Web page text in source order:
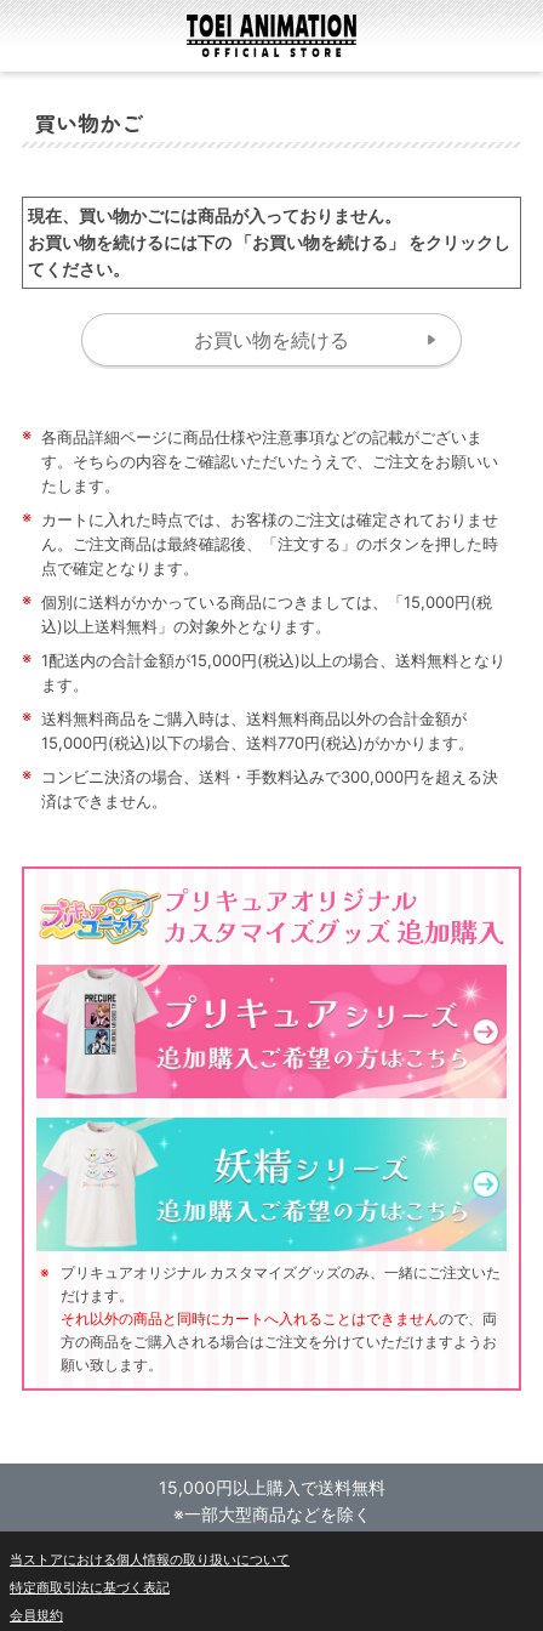
買い物かご
現在、買い物かごには商品が入っておりません。
お買い物を続けるには下の 「お買い物を続ける」 をクリックし
てください。
※ 各商品詳細ページに商品仕様や注意事項などの記載がございま
す。そちらの内容をご確認いただいたうえで、ご注文をお願いい
たします。
※ カートに入れた時点では、お客様のご注文は確定されておりませ
ん。ご注文商品は最終確認後、「注文する」のボタンを押した時
点で確定となります。
※ 個別に送料がかかっている商品につきましては、「15,000円(税
込)以上送料無料」の対象外となります。
※ 1配送内の合計金額が15,000円(税込)以上の場合、送料無料となり
ます。
※ 送料無料商品をご購入時は、送料無料商品以外の合計金額が
15,000円(税込)以下の場合、送料770円(税込)がかかります。
※
コンビニ決済の場合、送料・手数料込みで300,000円を超える決
済はできません。
プリキュアオリジナル カスタマイズグッズのみ、一緒にご注文いた
だけます。
それ以外の商品と同時にカートへ入れることはできませんので、両
方の商品をご購入される場合はご注文を分けていただけますようお
願い致します。
15,000円以上購入で送料無料
※一部大型商品などを除く
当ストアにおける個人情報の取り扱いについて
特定商取引法に基づく表記
会員規約